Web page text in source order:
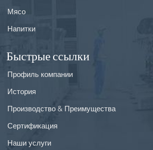
Мясо
Напитки
Быстрые ссылки
Профиль компании
История
Производство & Преимущества
Сертификация
Наши услуги